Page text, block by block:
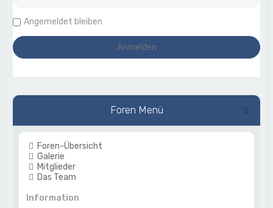
Angemeldet bleiben
Foren Menü
Foren-Übersicht
Galerie
Mitglieder
Das Team
Information